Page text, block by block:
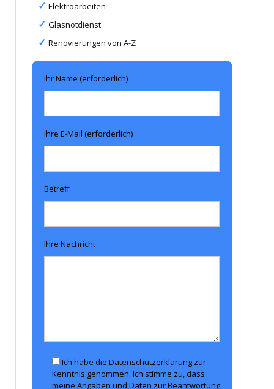
Elektroarbeiten
Glasnotdienst
Renovierungen von A-Z
Ihr Name (erforderlich)
Ihre E-Mail (erforderlich)
Betreff
Ihre Nachricht
Ich habe die Datenschutzerklärung zur
Kenntnis genommen. Ich stimme zu, dass
meine Angaben und Daten zur Beantwortung